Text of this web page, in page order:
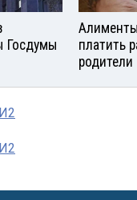
Госдумы
платить
родители